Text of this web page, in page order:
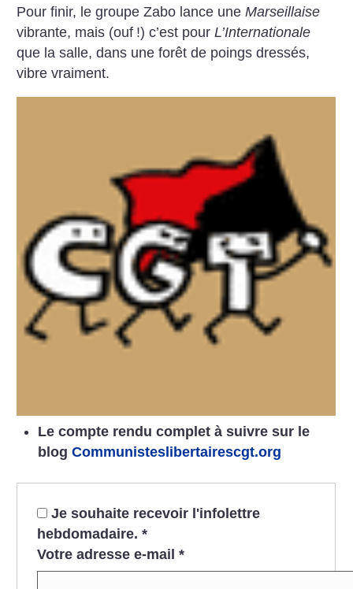
Pour finir, le groupe Zabo lance uneMarseillaise
vibrante, mais (ouf !) c’est pourL’Internationale
que la salle, dans une forêt de poings dressés,
vibre vraiment.
Le compte rendu complet à suivre sur le
blog Communisteslibertairescgt.org
Je souhaite recevoir l'infolettre
hebdomadaire. *
Votre adresse e-mail *